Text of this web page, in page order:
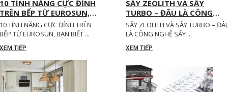
10 TÍNH NĂNG CỰC ĐỈNH
TRÊN BẾP TỪ EUROSUN,
BẠN BIẾT CHƯA?
10 TÍNH NĂNG CỰC ĐỈNH TRÊN
BẾP TỪ EUROSUN, BẠN BIẾT ...
XEM TIẾP
SẤY ZEOLITH VÀ SẤY
TURBO – ĐÂU LÀ CÔNG
NGHỆ SẤY KHÔ TỐT NHẤT
SẤY ZEOLITH VÀ SẤY TURBO –
LÀ CÔNG NGHỆ SẤY ...
XEM TIẾP